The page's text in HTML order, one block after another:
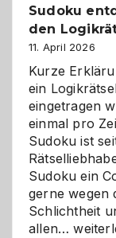
Sudoku
den
11. April 2026
Kurze
ein
eingetragen
einmal pro
Sudoku ist
Sudoku ein
gerne wegen
Schlichtheit
allen…